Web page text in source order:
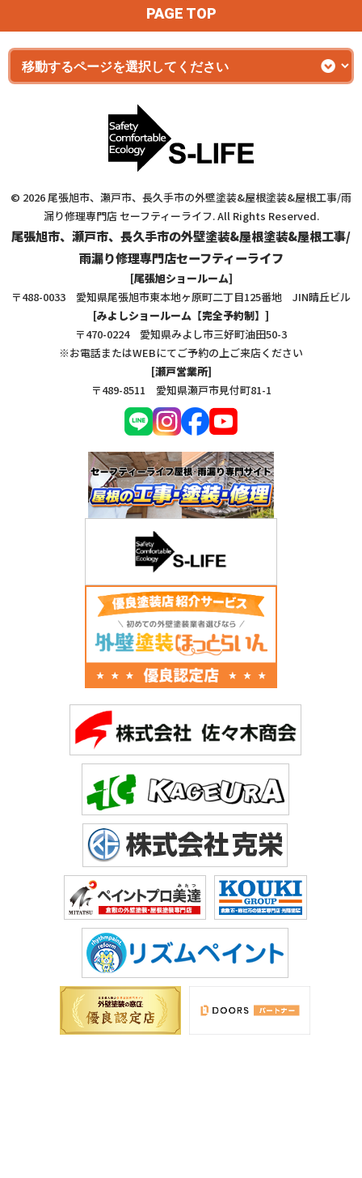
PAGE TOP
© 2026 尾張旭市、瀬戸市、長久手市の外壁塗装&屋根塗装&屋根工事/雨
漏り修理専門店 セーフティーライフ. All Rights Reserved.
尾張旭市、瀬戸市、長久手市の外壁塗装&屋根塗装&屋根工事/
雨漏り修理専門店セーフティーライフ
[尾張旭ショールーム]
〒488-0033 愛知県尾張旭市東本地ヶ原町二丁目125番地 JIN晴丘ビル
[みよしショールーム【完全予約制】]
〒470-0224 愛知県みよし市三好町油田50-3
※お電話またはWEBにてご予約の上ご来店ください
[瀬戸営業所]
〒489-8511 愛知県瀬戸市見付町81-1